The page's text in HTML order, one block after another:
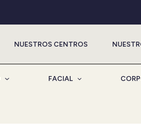
NUESTROS CENTROS
FACIAL